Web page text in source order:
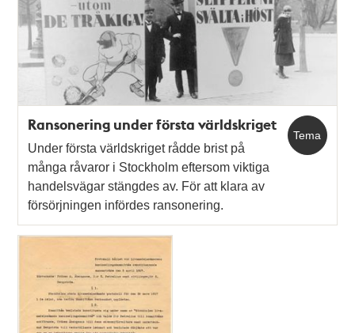
Tema
Ransonering under första världskriget
Under första världskriget rådde brist på
många råvaror i Stockholm eftersom viktiga
handelsvägar stängdes av. För att klara av
försörjningen infördes ransonering.